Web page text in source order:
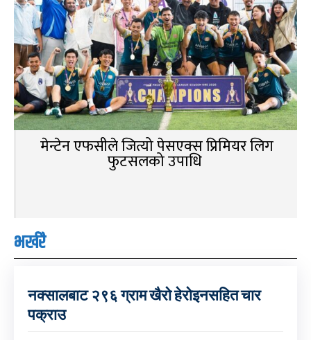
मेन्टेन एफसीले जित्यो पेसएक्स प्रिमियर लिग
फुटसलको उपाधि
भर्खरै
नक्सालबाट २९६ ग्राम खैरो हेरोइनसहित चार
पक्राउ